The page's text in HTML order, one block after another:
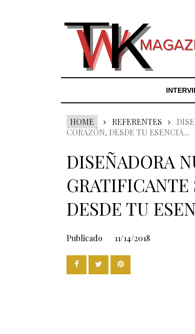
HOME REFERENTES
CORAZÓN, DESDE TU ESENCIA...
DISEÑADORA
GRATIFICANTE
DESDE TU
Publicado 11/14/2018